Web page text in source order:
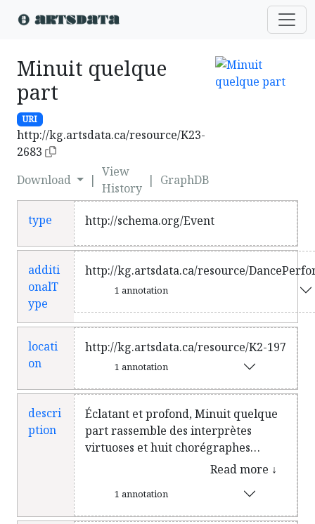
Minuit quelque
part
URI
http://kg.artsdata.ca/resource/K23-
2683
Download
|
View
History
| GraphDB
type http://schema.org/Event
additi
onalT
ype
http://kg.artsdata.ca/resource/
1 annotation
locati
on
http://kg.artsdata.ca/resource/K2-197
1 annotation
descri
ption
Éclatant et profond, Minuit quelque
part rassemble des interprètes
virtuoses et huit chorégraphes
québécois d’exception autour de ce
la nuit nous enveloppe. La nuit bat
au rythme des rencontres, des
Read more ↓
1 annotation